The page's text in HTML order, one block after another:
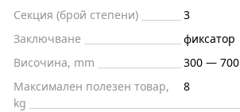
Секция (брой степени)
3
Заключване
фиксатор
Височина, mm
300 — 700
Максимален полезен товар,
kg
8